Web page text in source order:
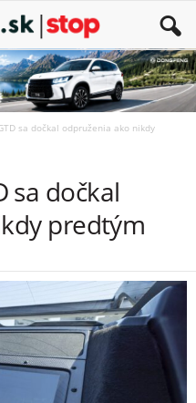
sa dočkal odpruženia ako nikdy
sa dočkal
predtým